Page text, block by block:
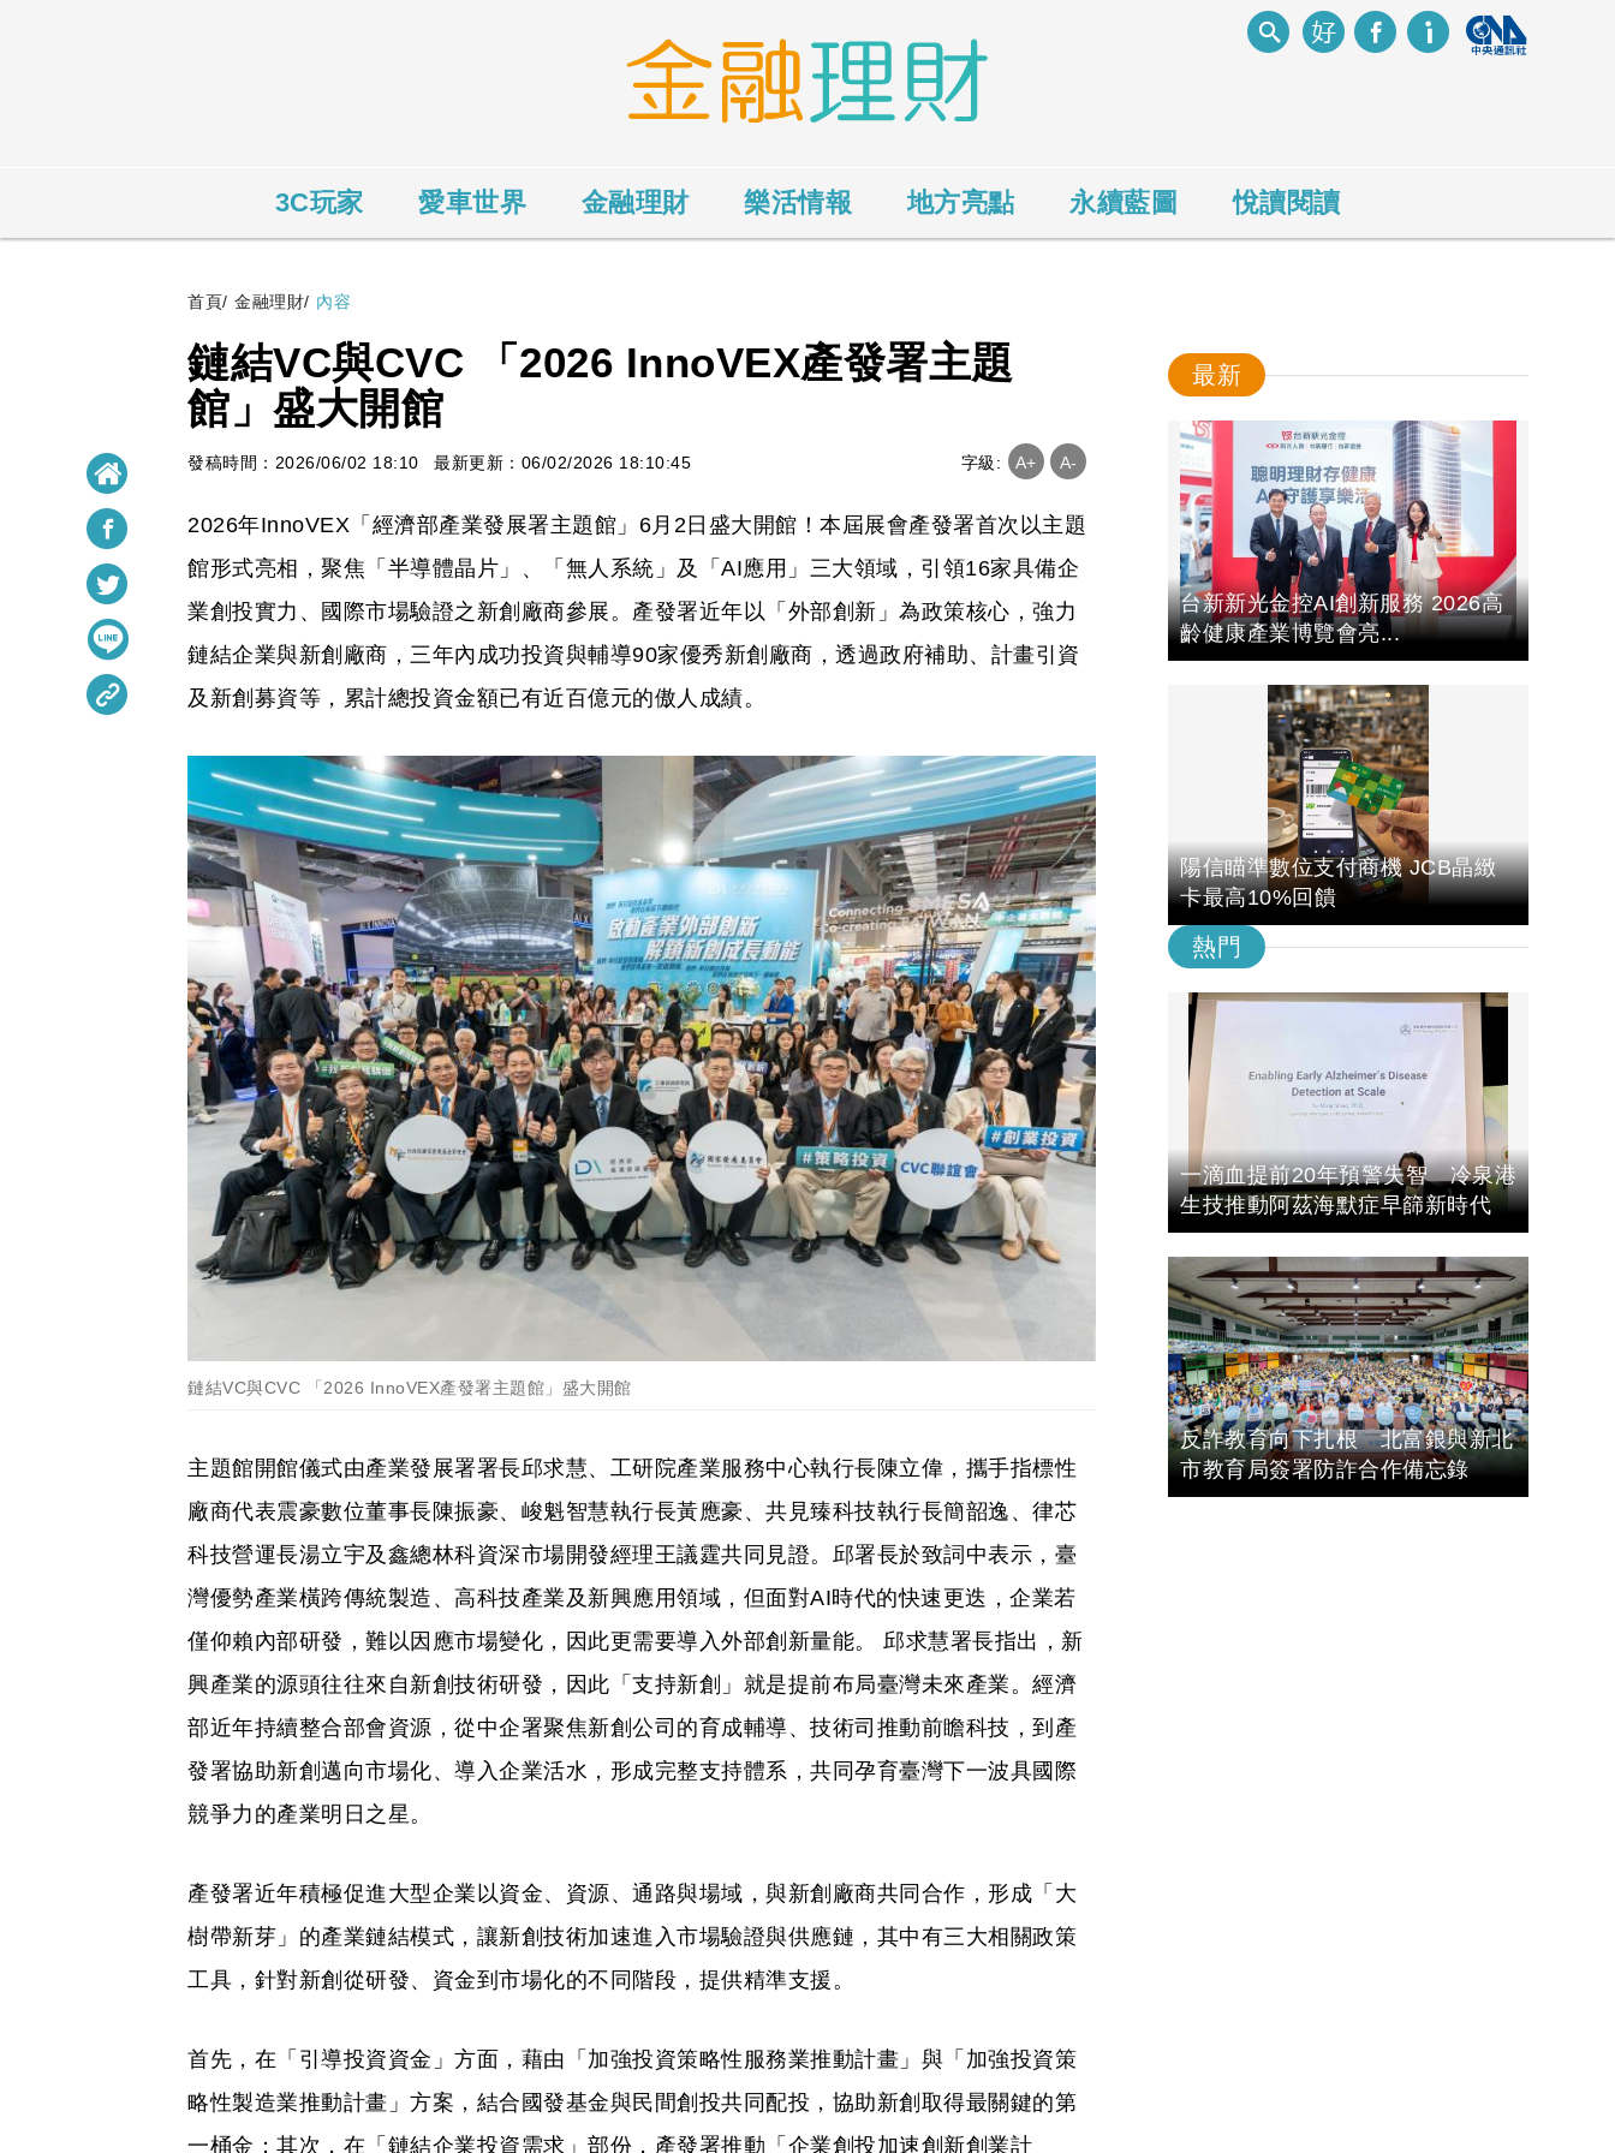
3C玩家 愛車世界 金融理財 樂活情報 地方亮點 永續藍圖 悅讀閱讀
首頁/ 金融理財/ 內容
鏈結VC與CVC 「2026 InnoVEX產發署主題
館」盛大開館
發稿時間：2026/06/02 18:10 最新更新：06/02/2026 18:10:45 字級: A+ A-
2026年InnoVEX「經濟部產業發展署主題館」6月2日盛大開館！本屆展會產發署首次以主題
館形式亮相，聚焦「半導體晶片」、「無人系統」及「AI應用」三大領域，引領16家具備企
業創投實力、國際市場驗證之新創廠商參展。產發署近年以「外部創新」為政策核心，強力
鏈結企業與新創廠商，三年內成功投資與輔導90家優秀新創廠商，透過政府補助、計畫引資
及新創募資等，累計總投資金額已有近百億元的傲人成績。
鏈結VC與CVC 「2026 InnoVEX產發署主題館」盛大開館
主題館開館儀式由產業發展署署長邱求慧、工研院產業服務中心執行長陳立偉，攜手指標性
廠商代表震豪數位董事長陳振豪、峻魁智慧執行長黃應豪、共見臻科技執行長簡韶逸、律芯
科技營運長湯立宇及鑫總林科資深市場開發經理王議霆共同見證。邱署長於致詞中表示，臺
灣優勢產業橫跨傳統製造、高科技產業及新興應用領域，但面對AI時代的快速更迭，企業若
僅仰賴內部研發，難以因應市場變化，因此更需要導入外部創新量能。 邱求慧署長指出，新
興產業的源頭往往來自新創技術研發，因此「支持新創」就是提前布局臺灣未來產業。經濟
部近年持續整合部會資源，從中企署聚焦新創公司的育成輔導、技術司推動前瞻科技，到產
發署協助新創邁向市場化、導入企業活水，形成完整支持體系，共同孕育臺灣下一波具國際
競爭力的產業明日之星。
產發署近年積極促進大型企業以資金、資源、通路與場域，與新創廠商共同合作，形成「大
樹帶新芽」的產業鏈結模式，讓新創技術加速進入市場驗證與供應鏈，其中有三大相關政策
工具，針對新創從研發、資金到市場化的不同階段，提供精準支援。
首先，在「引導投資資金」方面，藉由「加強投資策略性服務業推動計畫」與「加強投資策
略性製造業推動計畫」方案，結合國發基金與民間創投共同配投，協助新創取得最關鍵的第
一桶金；其次，在「鏈結企業投資需求」部份，產發署推動「企業創投加速創新創業計
最新
台新新光金控AI創新服務 2026高
齡健康產業博覽會亮...
陽信瞄準數位支付商機 JCB晶緻
卡最高10%回饋
熱門
一滴血提前20年預警失智 冷泉港
生技推動阿茲海默症早篩新時代
反詐教育向下扎根 北富銀與新北
市教育局簽署防詐合作備忘錄